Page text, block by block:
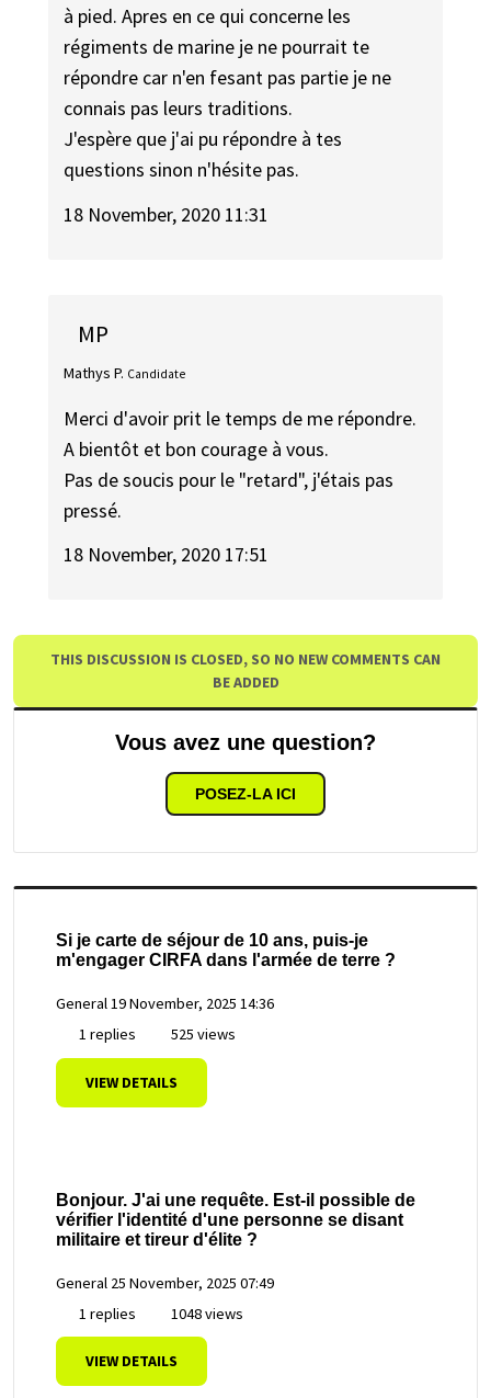
à pied. Apres en ce qui concerne les
régiments de marine je ne pourrait te
répondre car n'en fesant pas partie je ne
connais pas leurs traditions.
J'espère que j'ai pu répondre à tes
questions sinon n'hésite pas.
18 November, 2020 11:31
MP
Mathys P. Candidate
Merci d'avoir prit le temps de me répondre.
A bientôt et bon courage à vous.
Pas de soucis pour le "retard", j'étais pas
pressé.
18 November, 2020 17:51
THIS DISCUSSION IS CLOSED, SO NO NEW COMMENTS CAN
BE ADDED
Vous avez une question?
POSEZ-LA ICI
Si je carte de séjour de 10 ans, puis-je
m'engager CIRFA dans l'armée de terre ?
General19 November, 2025 14:36
1 replies
525 views
VIEW DETAILS
Bonjour. J'ai une requête. Est-il possible de
vérifier l'identité d'une personne se disant
militaire et tireur d'élite ?
General 25 November, 2025 07:49
1 replies
1048 views
VIEW DETAILS